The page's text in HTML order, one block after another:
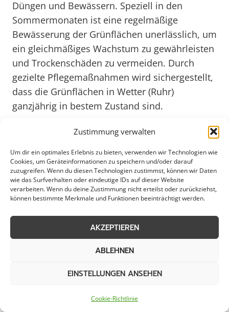
Zustimmung verwalten
Um dir ein optimales Erlebnis zu bieten, verwenden wir Technologien wie
Cookies, um Geräteinformationen zu speichern und/oder darauf
zuzugreifen. Wenn du diesen Technologien zustimmst, können wir Daten
wie das Surfverhalten oder eindeutige IDs auf dieser Website
verarbeiten. Wenn du deine Zustimmung nicht erteilst oder zurückziehst,
können bestimmte Merkmale und Funktionen beeinträchtigt werden.
AKZEPTIEREN
ABLEHNEN
EINSTELLUNGEN ANSEHEN
Cookie-Richtlinie
Düngen und Bewässern. Speziell in den
Sommermonaten ist eine regelmäßige
Bewässerung der Grünflächen unerlässlich, um
ein gleichmäßiges Wachstum zu gewährleisten
und Trockenschäden zu vermeiden. Durch
gezielte Pflegemaßnahmen wird sichergestellt,
dass die Grünflächen in Wetter (Ruhr)
ganzjährig in bestem Zustand sind.
Ein Blick in die Zukunft zeigt, dass die
Graupflege in Wetter (Ruhr) auch im Jahr 2025
eine wichtige Rolle spielen wird. Mit Blick auf
zunehmende Umweltbelastungen und
veränderte Wetterbedingungen ist eine
unerlässlich, um langfristig ihre Schönheit und
Funktionalität zu erhalten. Durch den Einsatz
moderner Technologien und nachhaltiger
Wetter (Ruhr) auch in Zukunft ein vitaler
Bestandteil des städtischen Lebens sein, der